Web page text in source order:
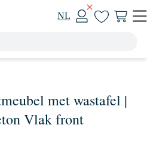
NL
met wastafel |
Vlak front